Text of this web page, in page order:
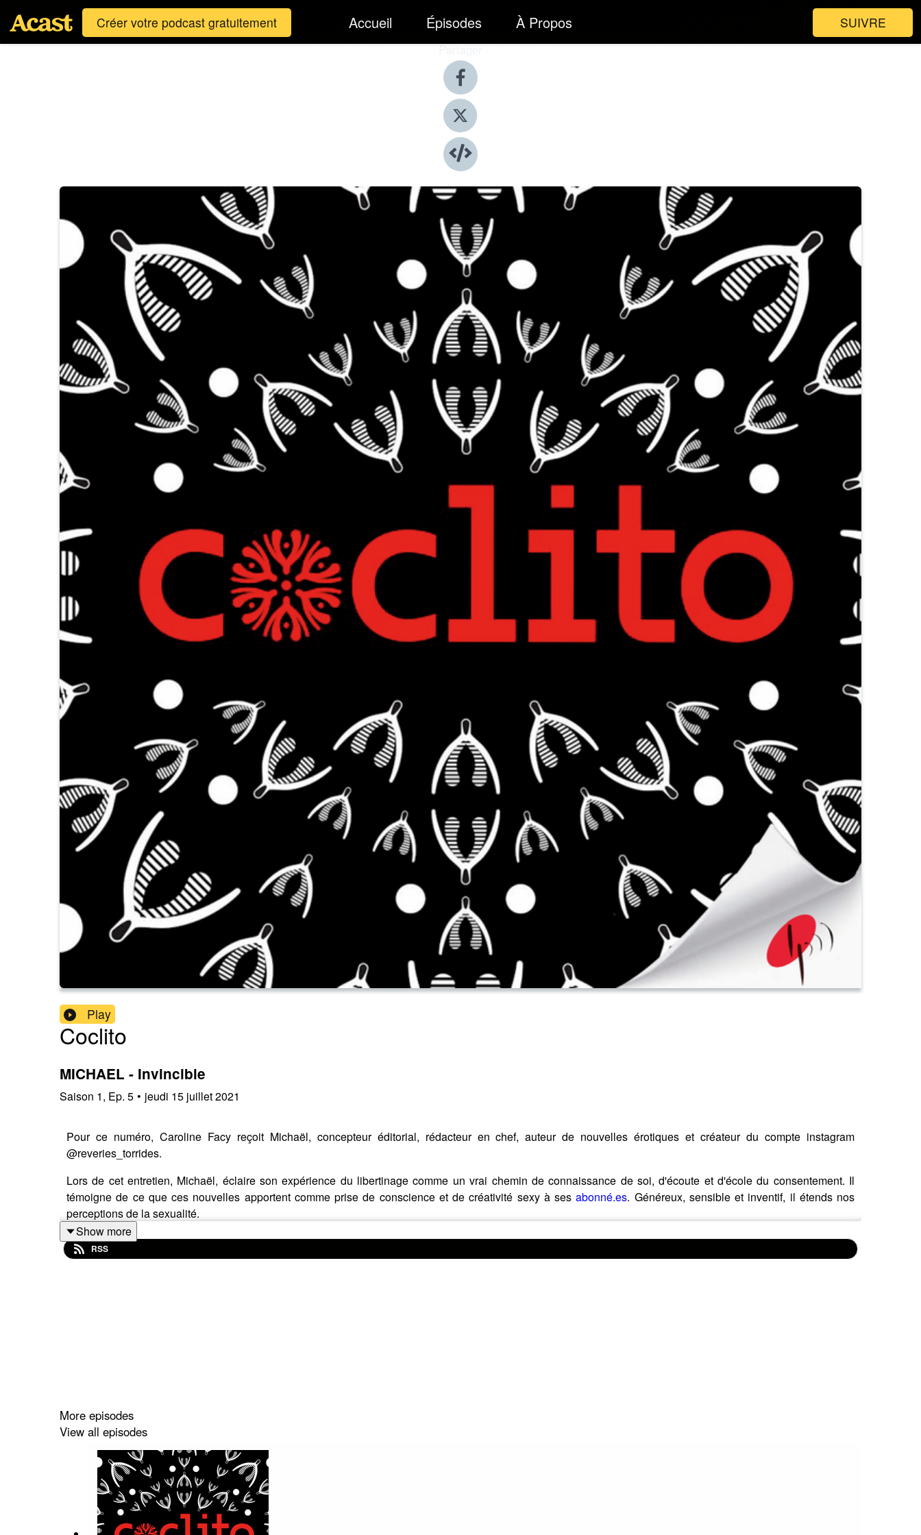
Créer votre podcast gratuitement Accueil Épisodes À Propos SUIVRE
Partager
Play
Coclito
MICHAEL - Invincible
Saison 1, Ep. 5 • jeudi 15 juillet 2021
Pour ce numéro, Caroline Facy reçoit Michaël, concepteur éditorial, rédacteur en chef, auteur de nouvelles érotiques et créateur du compte instagram
@reveries_torrides.
Lors de cet entretien, Michaël, éclaire son expérience du libertinage comme un vrai chemin de connaissance de soi, d'écoute et d'école du consentement. Il
témoigne de ce que ces nouvelles apportent comme prise de conscience et de créativité sexy à sesabonné.es. Généreux, sensible et inventif, il étends nos
perceptions de la sexualité.
https://www.atoutgenre.com/coclito/. "
Show more
RSS
More episodes
View all episodes